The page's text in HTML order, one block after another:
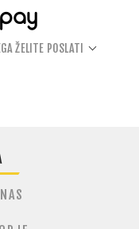
ŽELITE POSLATI